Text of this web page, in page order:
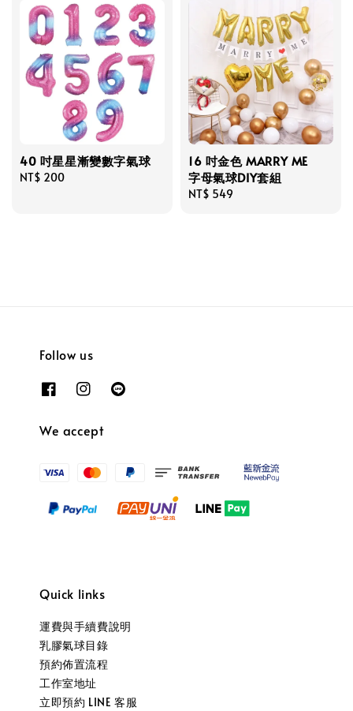
40 吋星星漸變數字氣球
Regular
NT$ 200
16 吋金色 MARRY ME
字母氣球DIY套組
Regular
NT$ 549
Follow us
We accept
Quick links
運費與手續費說明
乳膠氣球目錄
預約佈置流程
工作室地址
立即預約 LINE 客服